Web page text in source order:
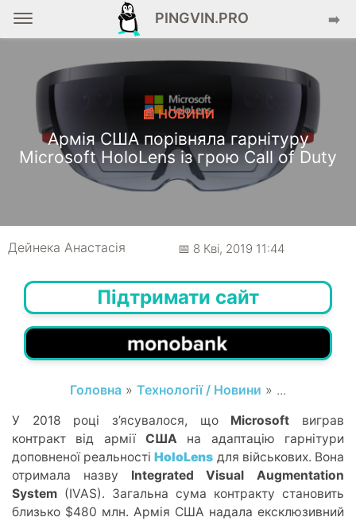
PINGVIN.PRO ➡️
📰 НОВИНИ
Армія США порівняла гарнітуру
Microsoft HoloLens із грою Call of Duty
Дейнека Анастасiя 📅 8 Кві, 2019 11:44
Підтримати сайт
Головна » Технології / Новини » ...
У 2018 році з’ясувалося, що Microsoft виграв
контракт від армії США на адаптацію гарнітури
доповненої реальностіHoloLens для військових. Вона
отримала назву Integrated Visual Augmentation
System (IVAS). Загальна сума контракту становить
близько $480 млн. Армія США надала ексклюзивний